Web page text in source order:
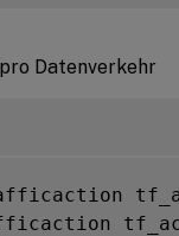
Datenverkehr